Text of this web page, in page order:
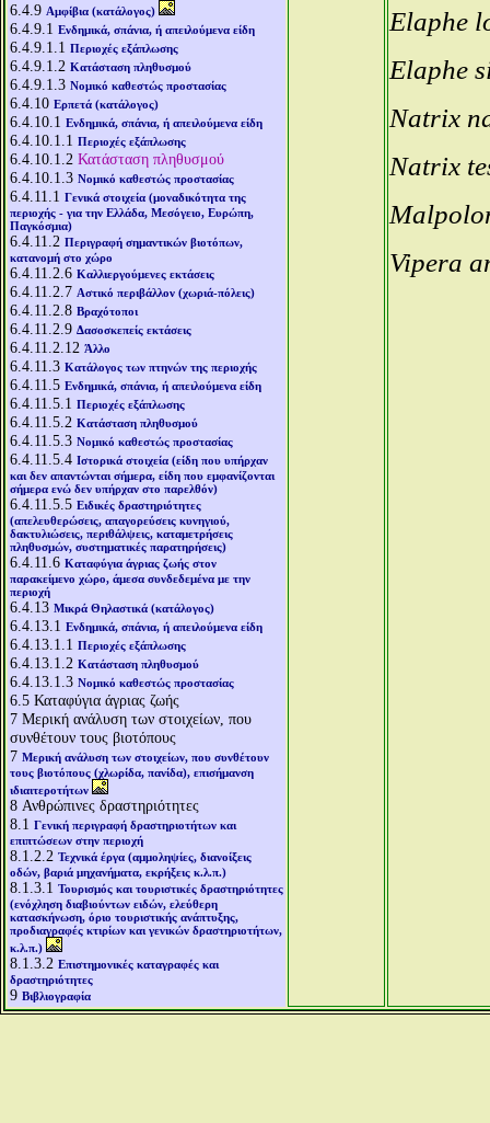
6.4.9 Αμφίβια (κατάλογος)
6.4.9.1 Ενδημικά, σπάνια, ή απειλούμενα είδη
6.4.9.1.1 Περιοχές εξάπλωσης
6.4.9.1.2 Κατάσταση πληθυσμού
6.4.9.1.3 Νομικό καθεστώς προστασίας
6.4.10 Ερπετά (κατάλογος)
6.4.10.1 Ενδημικά, σπάνια, ή απειλούμενα είδη
6.4.10.1.1 Περιοχές εξάπλωσης
6.4.10.1.2 Κατάσταση πληθυσμού
6.4.10.1.3 Νομικό καθεστώς προστασίας
6.4.11.1 Γενικά στοιχεία (μοναδικότητα της
περιοχής - για την Ελλάδα, Μεσόγειο, Ευρώπη,
Παγκόσμια)
6.4.11.2 Περιγραφή σημαντικών βιοτόπων,
κατανομή στο χώρο
6.4.11.2.6 Καλλιεργούμενες εκτάσεις
6.4.11.2.7 Αστικό περιβάλλον (χωριά-πόλεις)
6.4.11.2.8 Βραχότοποι
6.4.11.2.9 Δασοσκεπείς εκτάσεις
6.4.11.2.12 Άλλο
6.4.11.3 Κατάλογος των πτηνών της περιοχής
6.4.11.5 Ενδημικά, σπάνια, ή απειλούμενα είδη
6.4.11.5.1 Περιοχές εξάπλωσης
6.4.11.5.2 Κατάσταση πληθυσμού
6.4.11.5.3 Νομικό καθεστώς προστασίας
6.4.11.5.4 Ιστορικά στοιχεία (είδη που υπήρχαν
και δεν απαντώνται σήμερα, είδη που εμφανίζονται
σήμερα ενώ δεν υπήρχαν στο παρελθόν)
6.4.11.5.5 Ειδικές δραστηριότητες
(απελευθερώσεις, απαγορεύσεις κυνηγιού,
δακτυλιώσεις, περιθάλψεις, καταμετρήσεις
πληθυσμών, συστηματικές παρατηρήσεις)
6.4.11.6 Καταφύγια άγριας ζωής στον
παρακείμενο χώρο, άμεσα συνδεδεμένα με την
περιοχή
6.4.13 Μικρά Θηλαστικά (κατάλογος)
6.4.13.1 Ενδημικά, σπάνια, ή απειλούμενα είδη
6.4.13.1.1 Περιοχές εξάπλωσης
6.4.13.1.2 Κατάσταση πληθυσμού
6.4.13.1.3 Νομικό καθεστώς προστασίας
6.5 Καταφύγια άγριας ζωής
7 Μερική ανάλυση των στοιχείων, που
συνθέτουν τους βιοτόπους
7 Μερική ανάλυση των στοιχείων, που συνθέτουν
τους βιοτόπους (χλωρίδα, πανίδα), επισήμανση
ιδιαιτεροτήτων
8 Ανθρώπινες δραστηριότητες
8.1 Γενική περιγραφή δραστηριοτήτων και
επιπτώσεων στην περιοχή
8.1.2.2 Τεχνικά έργα (αμμοληψίες, διανοίξεις
οδών, βαριά μηχανήματα, εκρήξεις κ.λ.π.)
8.1.3.1 Τουρισμός και τουριστικές δραστηριότητες
(ενόχληση διαβιούντων ειδών, ελεύθερη
κατασκήνωση, όριο τουριστικής ανάπτυξης,
προδιαγραφές κτιρίων και γενικών δραστηριοτήτων,
κ.λ.π.)
8.1.3.2 Επιστημονικές καταγραφές και
δραστηριότητες
9 Βιβλιογραφία
Elaphe
Elaphe
Natrix
Natrix
Vipera